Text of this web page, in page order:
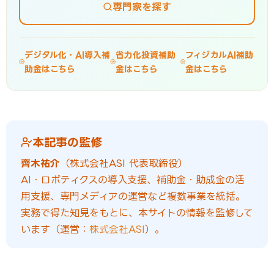
専門家を探す
デジタル化・AI導入補
助金はこちら
省力化投資補助
金はこちら
フィジカルAI補助
金はこちら
本記事の監修
齊木祐介 （株式会社ASI 代表取締役）
AI・ロボティクスの導入支援、補助金・助成金の活
用支援、専門メディアの運営など複数事業を統括。
実務で得た知見をもとに、本サイトの情報を監修して
います（運営： 株式会社ASI）。